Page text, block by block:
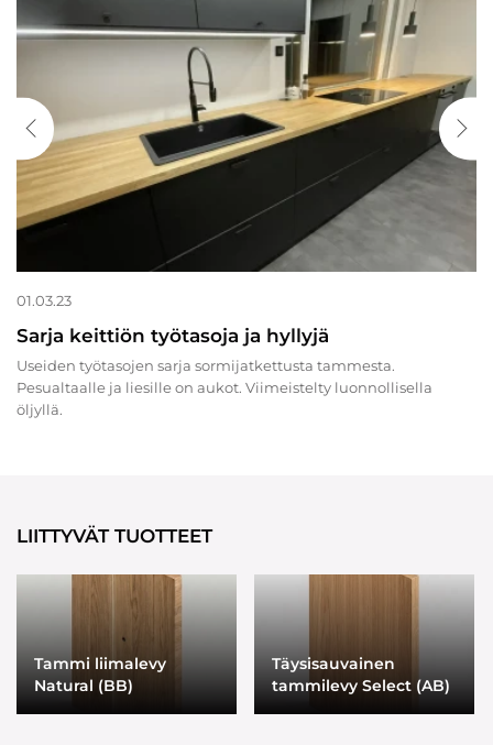
01.03.23
Sarja keittiön työtasoja ja hyllyjä
Useiden työtasojen sarja sormijatkettusta tammesta.
Pesualtaalle ja liesille on aukot. Viimeistelty luonnollisella
öljyllä.
LIITTYVÄT TUOTTEET
Tammi liimalevy
Natural (BB)
Täysisauvainen
tammilevy Select (AB)